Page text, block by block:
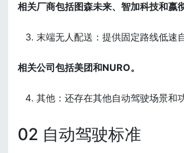
相关厂商包括图森未来、智加科技和嬴
末端无人配送：提供固定路线低速
相关公司包括美团和NURO。
其他：还存在其他自动驾驶场景和功
02 自动驾驶标准